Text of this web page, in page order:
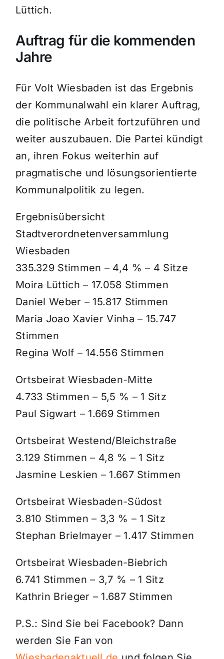
Lüttich.
Auftrag für die kommenden
Jahre
Für Volt Wiesbaden ist das Ergebnis
der Kommunalwahl ein klarer Auftrag,
die politische Arbeit fortzuführen und
weiter auszubauen. Die Partei kündigt
an, ihren Fokus weiterhin auf
pragmatische und lösungsorientierte
Kommunalpolitik zu legen.
Ergebnisübersicht
Stadtverordnetenversammlung
Wiesbaden
335.329 Stimmen – 4,4 % – 4 Sitze
Moira Lüttich – 17.058 Stimmen
Daniel Weber – 15.817 Stimmen
Maria Joao Xavier Vinha – 15.747
Stimmen
Regina Wolf – 14.556 Stimmen
Ortsbeirat Wiesbaden-Mitte
4.733 Stimmen – 5,5 % – 1 Sitz
Paul Sigwart – 1.669 Stimmen
Ortsbeirat Westend/Bleichstraße
3.129 Stimmen – 4,8 % – 1 Sitz
Jasmine Leskien – 1.667 Stimmen
Ortsbeirat Wiesbaden-Südost
3.810 Stimmen – 3,3 % – 1 Sitz
Stephan Brielmayer – 1.417 Stimmen
Ortsbeirat Wiesbaden-Biebrich
6.741 Stimmen – 3,7 % – 1 Sitz
Kathrin Brieger – 1.687 Stimmen
P.S.: Sind Sie bei Facebook? Dann
werden Sie Fan von